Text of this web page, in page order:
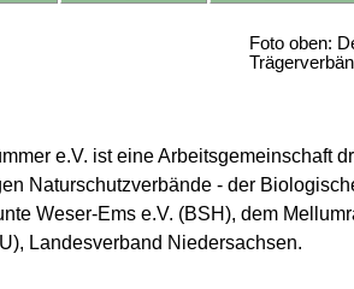
e.V. ist eine Arbeitsgemeinschaft
Naturschutzverbände - der
Weser-Ems e.V. (BSH), dem
Landesverband Niedersachsen.
Foto oben: